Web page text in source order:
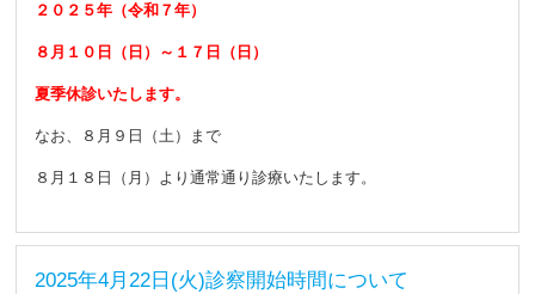
２ ０２５年（令和７年）
８月１０日（日）～１７日（日）
夏季休診いたします。
なお、８月９日（土）まで
８月１８日（月）より通常通り診療いたします。
2025年4月22日(火)診察開始時間について